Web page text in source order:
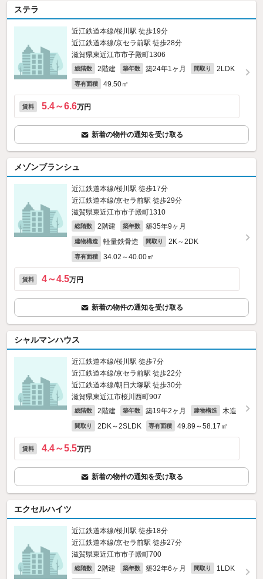
ステラ
近江鉄道本線/桜川駅 徒歩19分
近江鉄道本線/京セラ前駅 徒歩28分
滋賀県東近江市市子殿町1306
総階数 2階建 築年数 築24年1ヶ月 間取り 2LDK
専有面積 49.50㎡
賃料 5.4～6.6万円
新着の物件の通知を受け取る
メゾンブランシュ
近江鉄道本線/桜川駅 徒歩17分
近江鉄道本線/京セラ前駅 徒歩29分
滋賀県東近江市市子殿町1310
総階数 2階建 築年数 築35年9ヶ月
建物構造 軽量鉄骨造 間取り 2K～2DK
専有面積 34.02～40.00㎡
賃料 4～4.5万円
新着の物件の通知を受け取る
シャルマンハウス
近江鉄道本線/桜川駅 徒歩7分
近江鉄道本線/京セラ前駅 徒歩22分
近江鉄道本線/朝日大塚駅 徒歩30分
滋賀県東近江市桜川西町907
総階数 2階建 築年数 築19年2ヶ月 建物構造 木造
間取り 2DK～2SLDK 専有面積 49.89～58.17㎡
賃料 4.4～5.5万円
新着の物件の通知を受け取る
エクセルハイツ
近江鉄道本線/桜川駅 徒歩18分
近江鉄道本線/京セラ前駅 徒歩27分
滋賀県東近江市市子殿町700
総階数 2階建 築年数 築32年6ヶ月 間取り 1LDK